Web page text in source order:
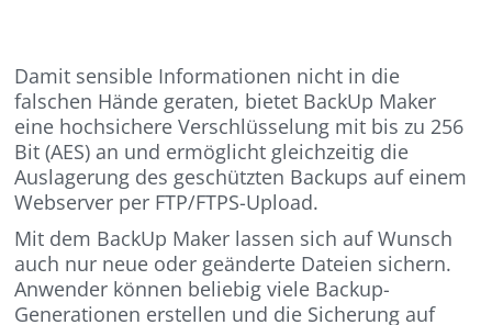
Damit sensible Informationen nicht in die
falschen Hände geraten, bietet BackUp Maker
eine hochsichere Verschlüsselung mit bis zu 256
Bit (AES) an und ermöglicht gleichzeitig die
Auslagerung des geschützten Backups auf einem
Webserver per FTP/FTPS-Upload.
Mit dem BackUp Maker lassen sich auf Wunsch
auch nur neue oder geänderte Dateien sichern.
Anwender können beliebig viele Backup-
Generationen erstellen und die Sicherung auf